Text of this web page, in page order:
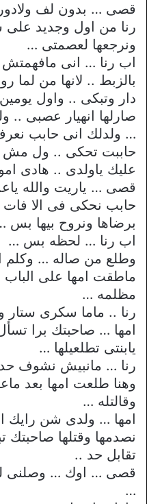
قصى … بدون لف
رنا من اول وجديد على
ونرجعها لعصمتى …
اب رنا … انى مافهمتش
بالزبط .. لانها من لما
دار وتبكى .. واول
صارلها انهيار عصبى ..
… ولدلك انى حابب
حاببت تحكى .. ول
عليك ياولدى .. هادى
قصى … ياريت والله
حابب نحكى فى الا
برضاها ونروح بيها
اب رنا … لحظه بس …
وطلع من صاله … وكلم
ماطقت امها على
مظلمه …
رنا .. ماما سكرى
امها … صاحبتك برا
يابنتى تطلعيلها …
رنا … مانبيش نشوف حد
وهنا طلعت امها بعد
وقالتله …
امها … ولدى شن رايك
نصدمها وقتلها
تقابل حد ..
قصى … اوك … وصلنى
…